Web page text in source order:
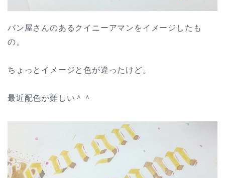
パン屋さんのあるクイニーアマンをイメージしたも
の。
ちょっとイメージと色が違ったけど。
最近配色が難しい＾＾